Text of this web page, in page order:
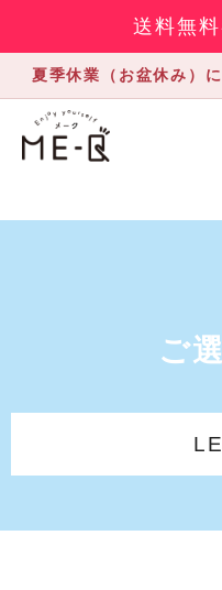
送料無
夏季休業（お盆休み）
ご